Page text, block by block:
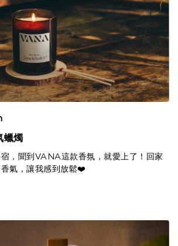
蠟燭
，聞到VANA這款香氛，就愛上了！回家
氣，讓我感到放鬆❤️